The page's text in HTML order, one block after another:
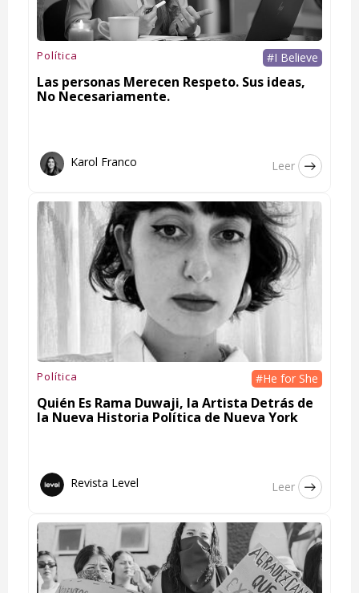
Política #I Believe
Las personas Merecen Respeto. Sus ideas,
No Necesariamente.
Karol Franco Leer
Política #He for She
Quién Es Rama Duwaji, la Artista Detrás de
la Nueva Historia Política de Nueva York
Revista Level Leer